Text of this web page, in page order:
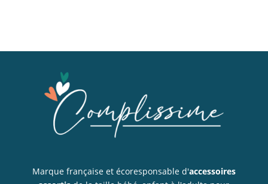
Marque française et écoresponsable d'accessoires